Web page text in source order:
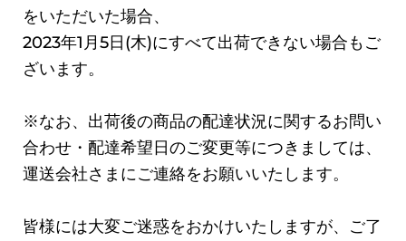
をいただいた場合、
2023年1月5日(木)にすべて出荷できない場合もご
ざいます。
※なお、出荷後の商品の配達状況に関するお問い
合わせ・配達希望日のご変更等につきましては、
運送会社さまにご連絡をお願いいたします。
皆様には大変ご迷惑をおかけいたしますが、ご了